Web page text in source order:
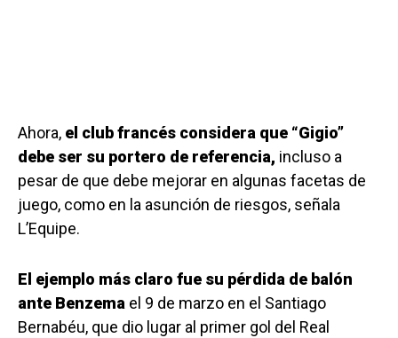
Ahora, el club francés considera que “Gigio”
debe ser su portero de referencia, incluso a
pesar de que debe mejorar en algunas facetas de
juego, como en la asunción de riesgos, señala
L’Equipe.
El ejemplo más claro fue su pérdida de balón
ante Benzema el 9 de marzo en el Santiago
Bernabéu, que dio lugar al primer gol del Real